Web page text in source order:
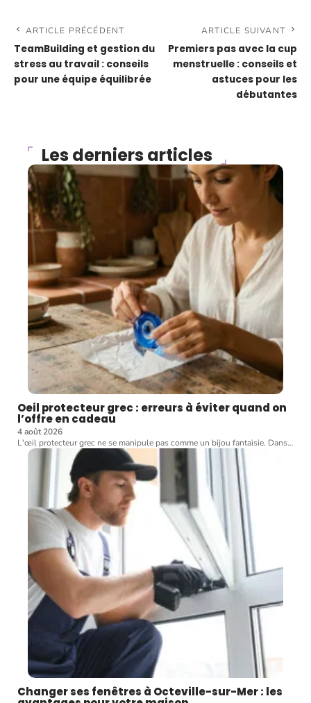
ARTICLE PRÉCÉDENT
TeamBuilding et gestion du
stress au travail : conseils
pour une équipe équilibrée
ARTICLE SUIVANT
Premiers pas avec la cup
menstruelle : conseils et
astuces pour les
débutantes
Les derniers articles
Oeil protecteur grec : erreurs à éviter quand on
l’offre en cadeau
4 août 2026
L'œil protecteur grec ne se manipule pas comme un bijou fantaisie. Dans…
Changer ses fenêtres à Octeville-sur-Mer : les